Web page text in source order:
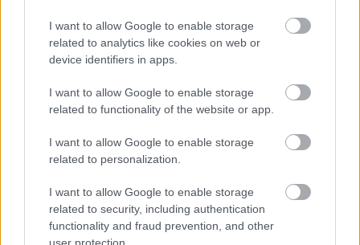
I want to allow Google to enable storage
related to analytics like cookies on web or
device identifiers in apps.
I want to allow Google to enable storage
related to functionality of the website or app.
I want to allow Google to enable storage
related to personalization.
I want to allow Google to enable storage
related to security, including authentication
functionality and fraud prevention, and other
Adja meg keresztnevét:
meg e-mail címét:
Megismertem és elfogadom a GDPR-szabályzat ot